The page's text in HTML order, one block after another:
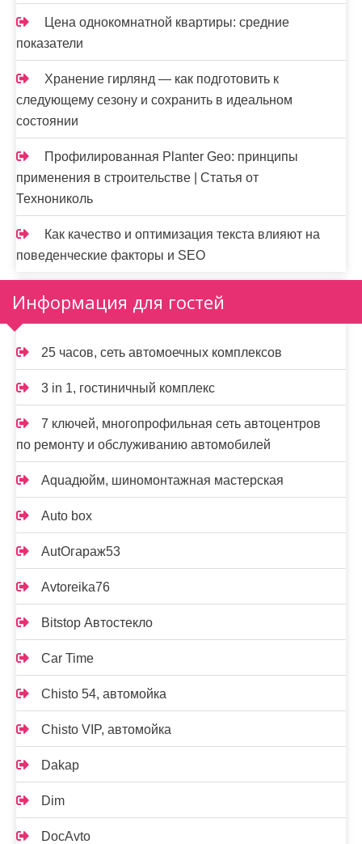
Цена однокомнатной квартиры: средние
показатели
Хранение гирлянд — как подготовить к
следующему сезону и сохранить в идеальном
состоянии
Профилированная Planter Geo: принципы
применения в строительстве | Статья от
Технониколь
Как качество и оптимизация текста влияют на
поведенческие факторы и SEO
Информация для гостей
25 часов, сеть автомоечных комплексов
3 in 1, гостиничный комплекс
7 ключей, многопрофильная сеть автоцентров
по ремонту и обслуживанию автомобилей
Aquaдюйм, шиномонтажная мастерская
Auto box
AutOгараж53
Avtoreika76
Bitstop Автостекло
Car Time
Chisto 54, автомойка
Chisto VIP, автомойка
Dakap
Dim
DocAvto